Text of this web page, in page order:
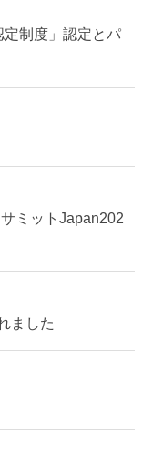
定制度」認定とパ
ミットJapan202
ました